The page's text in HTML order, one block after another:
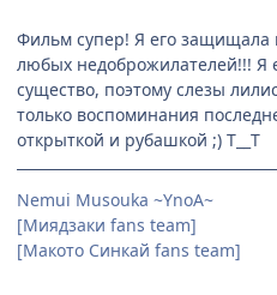
Фильм супер! Я его
любых недоброжилателей!!! Я
существо, поэтому слезы
только воспоминания
открыткой и рубашкой ;) Т__Т
Nemui Musouka ~YnoA~
[Миядзаки fans team]
[Макото Синкай fans team]